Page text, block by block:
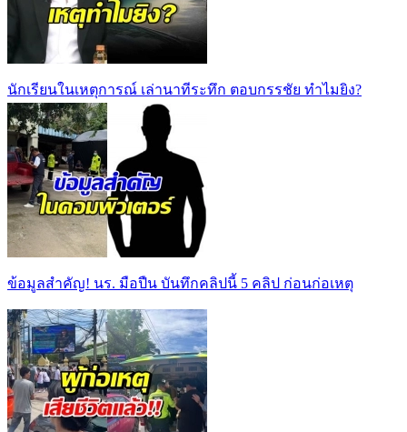
นักเรียนในเหตุการณ์ เล่านาทีระทึก ตอบกรรชัย ทำไมยิง?
ข้อมูลสำคัญ! นร. มือปืน บันทึกคลิปนี้ 5 คลิป ก่อนก่อเหตุ